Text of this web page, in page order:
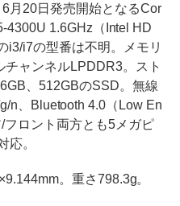
月20日発売開始となるCor
4300U 1.6GHz（Intel HD
i3/i7の型番は不明。メモリ
ャンネルLPDDR3。スト
、512GBのSSD。無線
n、Bluetooth 4.0（Low En
ロント両方とも5メガピ
応。
。重さ798.3g。